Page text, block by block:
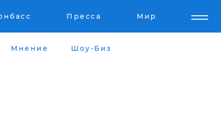
Пресса Мир
Мнение Шоу-Биз